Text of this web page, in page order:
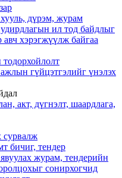
дүрэм, журам
ил тод байдлыг
авч хэрэгжүүлж байгаа
гүйцэтгэлийг үнэлэх
акт, дүгнэлт, шаардлага,
сурвалж
бичиг, тендер
журам, тендерийн
сонирхогчид